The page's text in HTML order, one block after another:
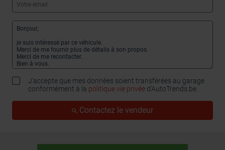
J'accepte que mes données soient transférées au garage
conformément à la politique vie privée d’AutoTrends.be.
Contactez le vendeur